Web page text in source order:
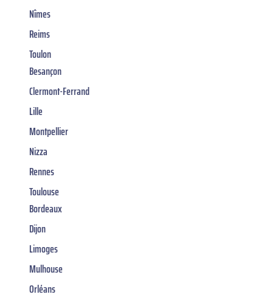
Nîmes
Reims
Toulon
Besançon
Clermont-Ferrand
Lille
Montpellier
Nizza
Rennes
Toulouse
Bordeaux
Dijon
Limoges
Mulhouse
Orléans